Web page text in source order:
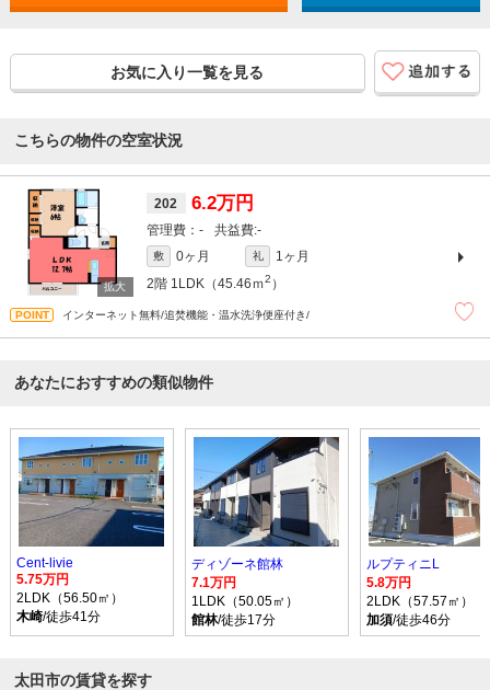
お気に入り一覧を見る
こちらの物件の空室状況
202 6.2万円
- -
敷 0ヶ月 礼
1ヶ月
2階 1LDK（45.46ｍ2 ）
インターネット無料/追焚機能・温水洗浄便座付き/
あなたにおすすめの類似物件
Cent-livie
5.75万円
2LDK（56.50㎡）
木崎/徒歩41分
ディゾーネ館林
7.1万円
1LDK（50.05㎡）
館林/徒歩17分
ルプティニL
5.8万円
2LDK（57.57㎡）
加須/徒歩46分
太田市の賃貸を探す